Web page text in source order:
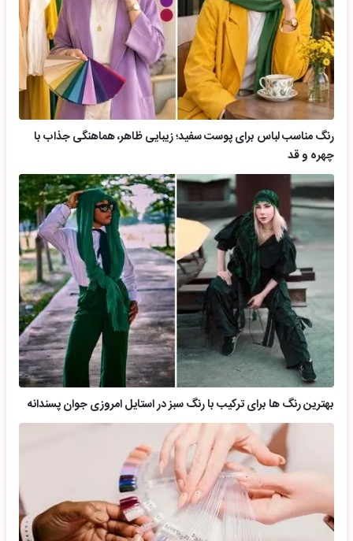
رنگ مناسب لباس برای پوست سفید؛ زیبایی ظاهر، هماهنگی جذاب با
چهره و قد
بهترین رنگ ها برای ترکیب با رنگ سبز در استایل امروزی جوان پسندانه